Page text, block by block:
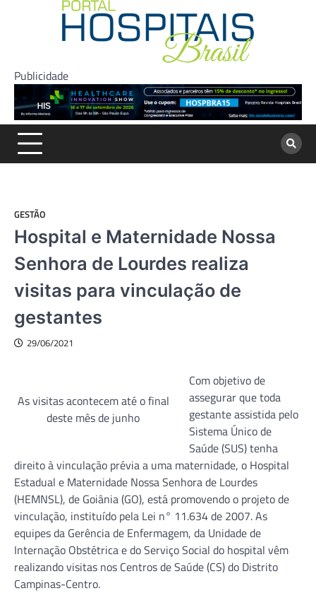
Publicidade
GESTÃO
Hospital e Maternidade Nossa
Senhora de Lourdes realiza
visitas para vinculação de
gestantes
29/06/2021
As visitas acontecem até o final
deste mês de junho
Com objetivo de
assegurar que toda
gestante assistida pelo
Sistema Único de
Saúde (SUS) tenha
direito à vinculação prévia a uma maternidade, o Hospital
Estadual e Maternidade Nossa Senhora de Lourdes
(HEMNSL), de Goiânia (GO), está promovendo o projeto de
vinculação, instituído pela Lei n° 11.634 de 2007. As
equipes da Gerência de Enfermagem, da Unidade de
Internação Obstétrica e do Serviço Social do hospital vêm
realizando visitas nos Centros de Saúde (CS) do Distrito
Campinas-Centro.